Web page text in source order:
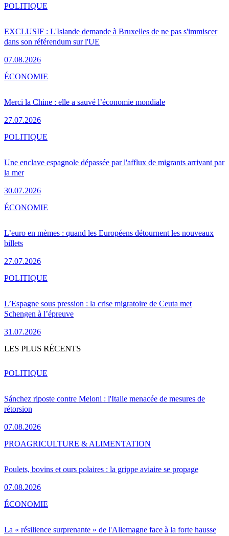
EXCLUSIF : L'Islande demande à Bruxelles de ne pas s'immiscer
dans son référendum sur l'UE
07.08.2026
POLITIQUE
Merci la Chine : elle a sauvé l’économie mondiale
27.07.2026
ÉCONOMIE
Une enclave espagnole dépassée par l'afflux de migrants arrivant par
la mer
30.07.2026
POLITIQUE
L’euro en mèmes : quand les Européens détournent les nouveaux
billets
27.07.2026
ÉCONOMIE
L’Espagne sous pression : la crise migratoire de Ceuta met
Schengen à l’épreuve
31.07.2026
POLITIQUE
LES PLUS RÉCENTS
Sánchez riposte contre Meloni : l'Italie menacée de mesures de
rétorsion
07.08.2026
POLITIQUE
Poulets, bovins et ours polaires : la grippe aviaire se propage
07.08.2026
PROAGRICULTURE & ALIMENTATION
La « résilience surprenante » de l'Allemagne face à la forte hausse
ÉCONOMIE